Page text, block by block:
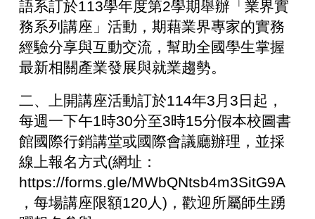
語系訂於113學年度第2學期舉辦「業界實
務系列講座」活動，期藉業界專家的實務
經驗分享與互動交流，幫助全國學生掌握
最新相關產業發展與就業趨勢。
二、上開講座活動訂於114年3月3日起，
每週一下午1時30分至3時15分假本校圖書
館國際行銷講堂或國際會議廳辦理，並採
線上報名方式(網址：
https://forms.gle/MWbQNtsb4m3SitG9A
，每場講座限額120人) ，歡迎所屬師生踴